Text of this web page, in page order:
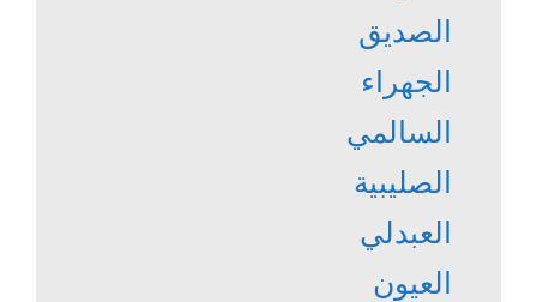
الصديق
الجهراء
السالمي
الصليبية
العبدلي
العيون